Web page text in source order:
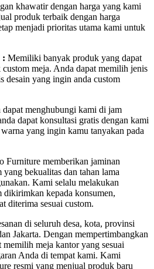
khawatir dengan harga yang kami
produk terbaik dengan harga
menjadi prioritas utama kami untuk
: Memiliki banyak produk yang dapat
meja. Anda dapat memilih jenis
desain yang ingin anda custom
dapat menghubungi kami di jam
dapat konsultasi gratis dengan kami
yang ingin kamu tanyakan pada
Furniture memberikan jaminan
bekualitas dan tahan lama
Kami selalu melakukan
dikirimkan kepada konsumen,
diterima sesuai custom.
di seluruh desa, kota, provinsi
Jakarta. Dengan mempertimbangkan
meja kantor yang sesuai
Anda di tempat kami. Kami
resmi yang menjual produk baru